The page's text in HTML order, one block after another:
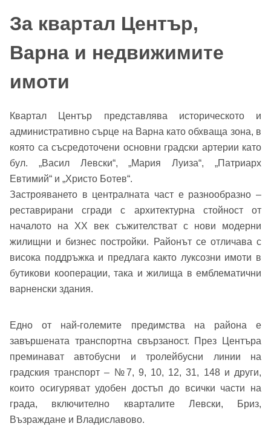
Добре дошъл!
За квартал Център,
Варна и недвижимите
имоти
Квартал Център представлява историческото и
административно сърце на Варна като обхваща зона, в
която са съсредоточени основни градски артерии като
бул. „Васил Левски“, „Мария Луиза“, „Патриарх
Евтимий“ и „Христо Ботев“.
Застрояването в централната част е разнообразно –
реставрирани сгради с архитектурна стойност от
началото на XX век съжителстват с нови модерни
жилищни и бизнес постройки. Районът се отличава с
висока поддръжка и предлага както луксозни имоти в
бутикови кооперации, така и жилища в емблематични
варненски здания.
Едно от най-големите предимства на района е
завършената транспортна свързаност. През Центъра
преминават автобусни и тролейбусни линии на
градския транспорт – №7, 9, 10, 12, 31, 148 и други,
които осигуряват удобен достъп до всички части на
града, включително кварталите Левски, Бриз,
Възраждане и Владиславово.